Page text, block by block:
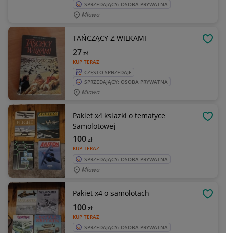
SPRZEDAJĄCY: OSOBA PRYWATNA
Mława
TAŃCZĄCY Z WILKAMI
KUP TERAZ
27zł
CZĘSTO SPRZEDAJE
SPRZEDAJĄCY: OSOBA PRYWATNA
Mława
Pakiet x4 ksiazki o tematyce
Samolotowej
KUP TERAZ
100zł
SPRZEDAJĄCY: OSOBA PRYWATNA
Mława
Pakiet x4 o samolotach
KUP TERAZ
100zł
SPRZEDAJĄCY: OSOBA PRYWATNA